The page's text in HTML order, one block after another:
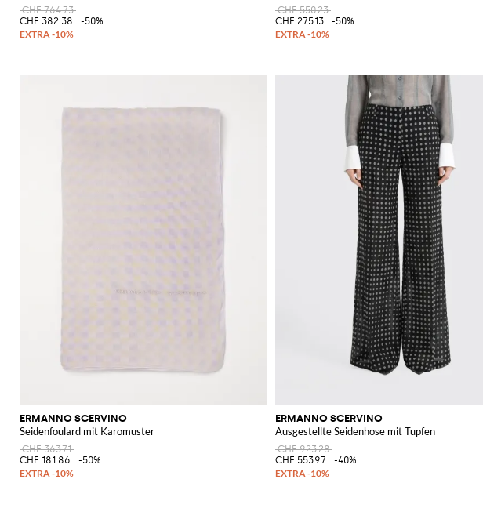
CHF 764.73
CHF 382.38
-50%
CHF 550.23
CHF 275.13
-50%
ERMANNO SCERVINO
Seidenfoulard mit Karomuster
CHF 363.71
CHF 181.86
-50%
ERMANNO SCERVINO
Ausgestellte Seidenhose mit Tupfen
CHF 923.28
CHF 553.97
-40%